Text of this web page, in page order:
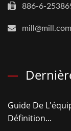
886-6-
Guide De
Définition...